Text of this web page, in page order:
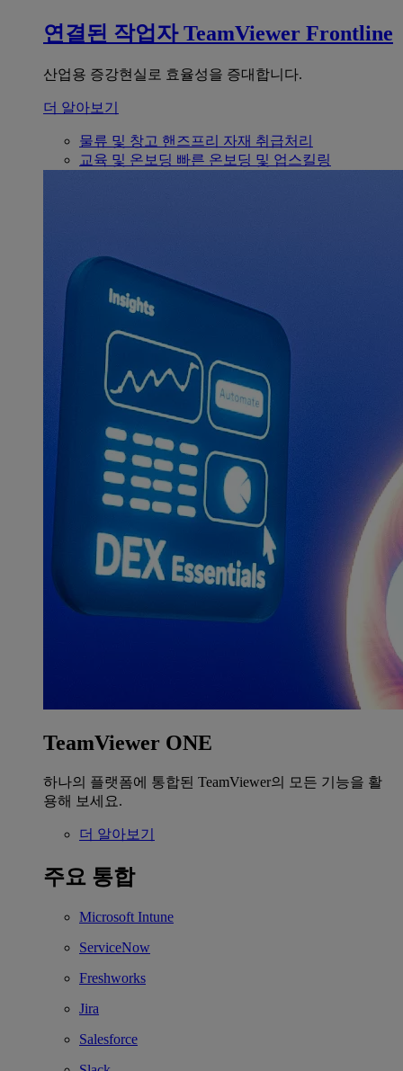
연결된 작업자 TeamViewer Frontline
산업용 증강현실로 효율성을 증대합니다.
더 알아보기
물류 및 창고 핸즈프리 자재 취급처리
교육 및 온보딩 빠른 온보딩 및 업스킬링
TeamViewer ONE
하나의 플랫폼에 통합된 TeamViewer의 모든 기능을 활
용해 보세요.
더 알아보기
주요 통합
Microsoft Intune
ServiceNow
Freshworks
Jira
Salesforce